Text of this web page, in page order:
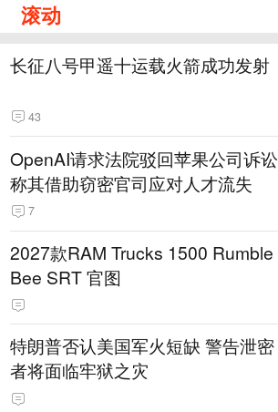
滚动
长征八号甲遥十运载火箭成功发射
43
OpenAI请求法院驳回苹果公司诉讼
称其借助窃密官司应对人才流失
7
2027款RAM Trucks 1500 Rumble
Bee SRT 官图
特朗普否认美国军火短缺 警告泄密
者将面临牢狱之灾